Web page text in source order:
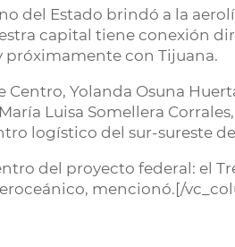
del Estado brindó a la
capital tiene conexión
próximamente con Tijuana.
Centro, Yolanda Osuna
Luisa Somellera
logístico del sur-sureste
del proyecto federal: el
mencionó.[/